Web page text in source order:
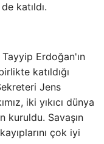
katıldı.
Erdoğan'ın
katıldığı
Jens
iki yıkıcı dünya
kuruldu. Savaşın
çok iyi